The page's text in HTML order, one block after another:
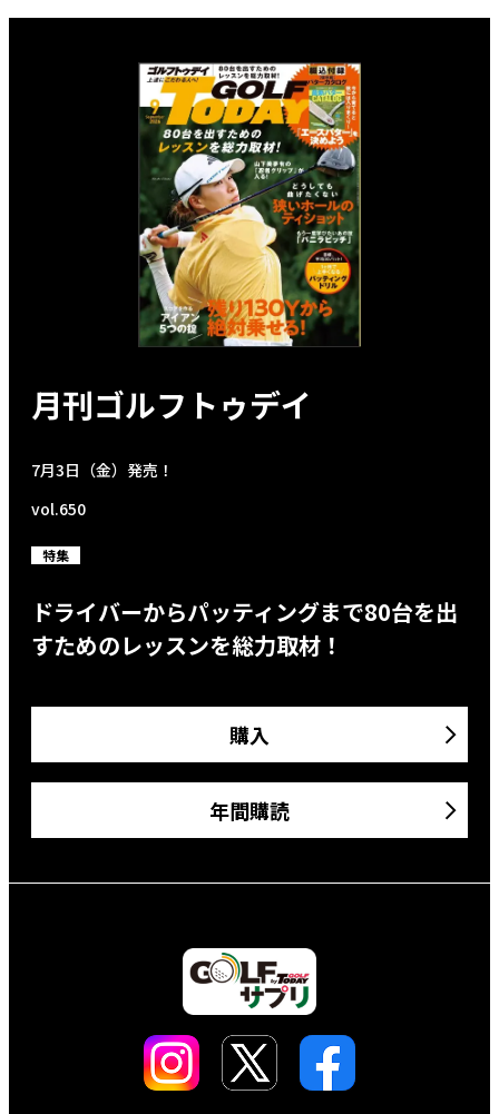
月刊ゴルフトゥデイ
7月3日（金）発売！
vol.650
特集
ドライバーからパッティングまで80台を出
すためのレッスンを総力取材！
購入
年間購読